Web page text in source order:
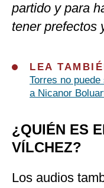
partido y para
tener prefectos
LEA
Torres no
a Nicanor
¿QUIÉN ES
VÍLCHEZ?
Los audios